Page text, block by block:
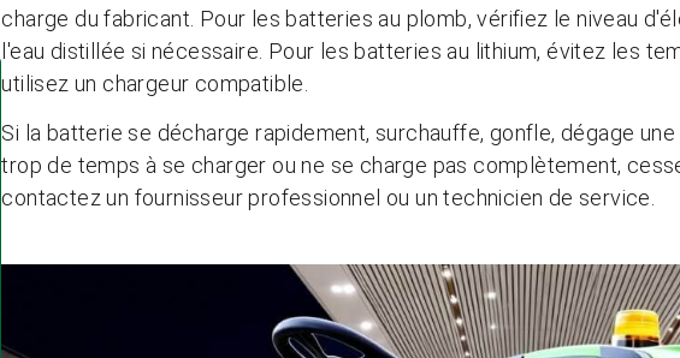
charge du fabricant. Pour les batteries au plomb, vérifiez le niveau
l'eau distillée si nécessaire. Pour les batteries au lithium, évitez les
utilisez un chargeur compatible.
Si la batterie se décharge rapidement, surchauffe, gonfle, dégage
trop de temps à se charger ou ne se charge pas complètement,
contactez un fournisseur professionnel ou un technicien de service.